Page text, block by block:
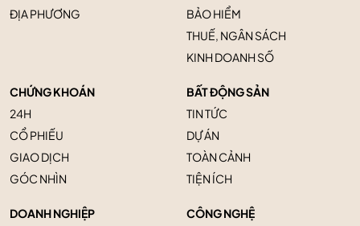
ĐỊA PHƯƠNG
BẢO HIỂM
THUẾ, NGÂN SÁCH
KINH DOANH SỐ
CHỨNG KHOÁN
24H
CỔ PHIẾU
GIAO DỊCH
GÓC NHÌN
BẤT ĐỘNG SẢN
TIN TỨC
DỰ ÁN
TOÀN CẢNH
TIỆN ÍCH
DOANH NGHIỆP
CÔNG NGHỆ